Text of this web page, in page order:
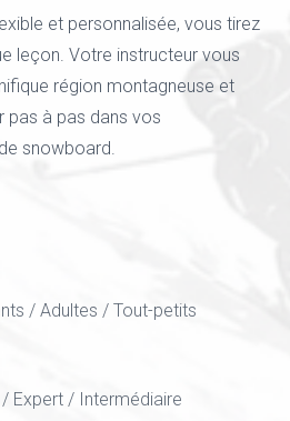
et personnalisée, vous tirez
leçon. Votre instructeur vous
région montagneuse et
pas à pas dans vos
snowboard.
/ Adultes / Tout-petits
Expert / Intermédiaire